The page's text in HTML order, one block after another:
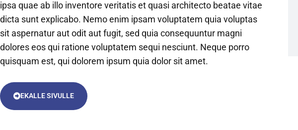
ipsa quae ab illo inventore veritatis et quasi architecto beatae vitae
dicta sunt explicabo. Nemo enim ipsam voluptatem quia voluptas
sit aspernatur aut odit aut fugit, sed quia consequuntur magni
dolores eos qui ratione voluptatem sequi nesciunt. Neque porro
quisquam est, qui dolorem ipsum quia dolor sit amet.
EKALLE SIVULLE